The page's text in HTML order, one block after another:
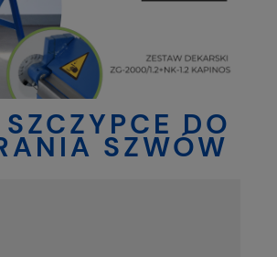
DO
SZWÓW